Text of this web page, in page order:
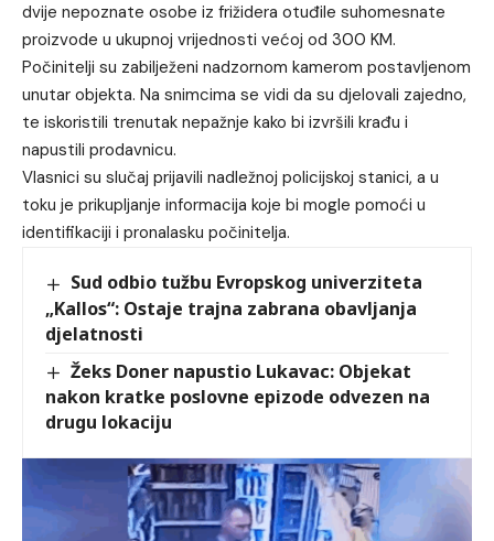
dvije nepoznate osobe iz frižidera otuđile suhomesnate
proizvode u ukupnoj vrijednosti većoj od 300 KM.
Počinitelji su zabilježeni nadzornom kamerom postavljenom
unutar objekta. Na snimcima se vidi da su djelovali zajedno,
te iskoristili trenutak nepažnje kako bi izvršili krađu i
napustili prodavnicu.
Vlasnici su slučaj prijavili nadležnoj policijskoj stanici, a u
toku je prikupljanje informacija koje bi mogle pomoći u
identifikaciji i pronalasku počinitelja.
Sud odbio tužbu Evropskog univerziteta
„Kallos“: Ostaje trajna zabrana obavljanja
djelatnosti
Žeks Doner napustio Lukavac: Objekat
nakon kratke poslovne epizode odvezen na
drugu lokaciju